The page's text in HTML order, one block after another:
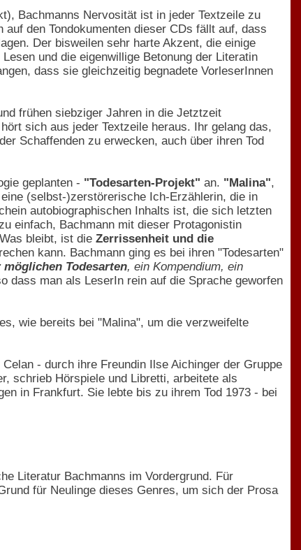
Bachmanns Nervosität ist in jeder Textzeile zu
den Tondokumenten dieser CDs fällt auf, dass
Der bisweilen sehr harte Akzent, die einige
und die eigenwillige Betonung der Literatin
dass sie gleichzeitig begnadete VorleserInnen
frühen siebziger Jahren in die Jetztzeit
sich aus jeder Textzeile heraus. Ihr gelang das,
Schaffenden zu erwecken, auch über ihren Tod
geplanten - "Todesarten-Projekt" an. "Malina",
(selbst-)zerstörerische Ich-Erzählerin, die in
autobiographischen Inhalts ist, die sich letzten
einfach, Bachmann mit dieser Protagonistin
bleibt, ist die Zerrissenheit und die
kann. Bachmann ging es bei ihren "Todesarten"
Todesarten, ein Kompendium, ein
dass man als LeserIn rein auf die Sprache geworfen
wie bereits bei "Malina", um die verzweifelte
- durch ihre Freundin Ilse Aichinger der Gruppe
schrieb Hörspiele und Libretti, arbeitete als
in Frankfurt. Sie lebte bis zu ihrem Tod 1973 - bei
Literatur Bachmanns im Vordergrund. Für
für Neulinge dieses Genres, um sich der Prosa